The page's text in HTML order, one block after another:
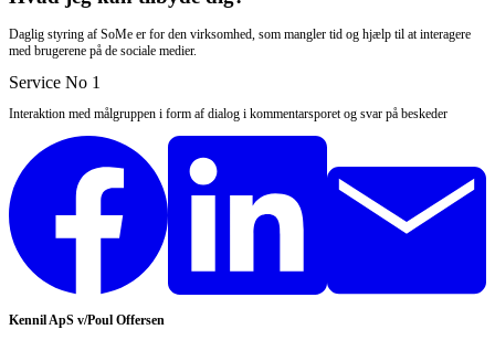
Daglig styring af SoMe er for den virksomhed, som mangler tid og hjælp til at interagere
med brugerene på de sociale medier.
Service No 1
Interaktion med målgruppen i form af dialog i kommentarsporet og svar på beskeder
Kennil ApS v/Poul Offersen